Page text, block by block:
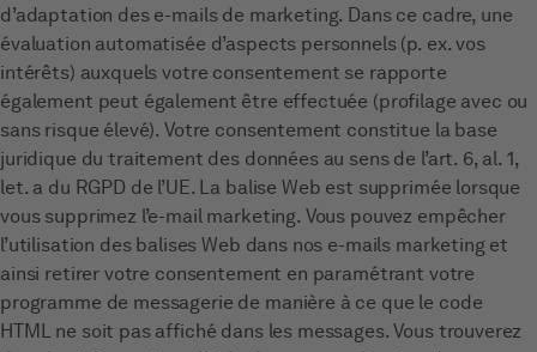
d’adaptation des e-mails de marketing. Dans ce cadre, une
évaluation automatisée d’aspects personnels (p. ex. vos
intérêts) auxquels votre consentement se rapporte
également peut également être effectuée (profilage avec ou
sans risque élevé). Votre consentement constitue la base
juridique du traitement des données au sens de l’art. 6, al. 1,
let. a du RGPD de l’UE. La balise Web est supprimée lorsque
vous supprimez l’e-mail marketing. Vous pouvez empêcher
l’utilisation des balises Web dans nos e-mails marketing et
ainsi retirer votre consentement en paramétrant votre
programme de messagerie de manière à ce que le code
HTML ne soit pas affiché dans les messages. Vous trouverez